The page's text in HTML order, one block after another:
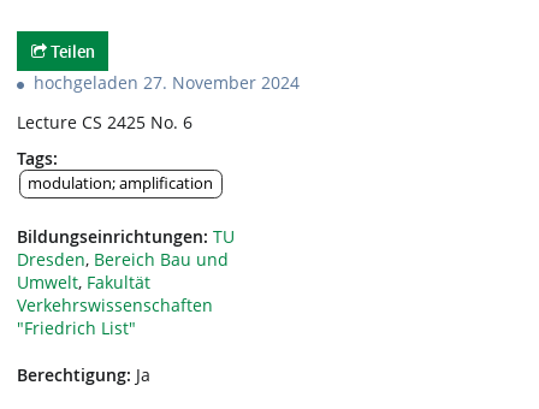
Teilen
hochgeladen 27. November 2024
Lecture CS 2425 No. 6
Tags:
modulation; amplification
Bildungseinrichtungen: TU
Dresden, Bereich Bau und
Umwelt, Fakultät
Verkehrswissenschaften
"Friedrich List"
Berechtigung: Ja